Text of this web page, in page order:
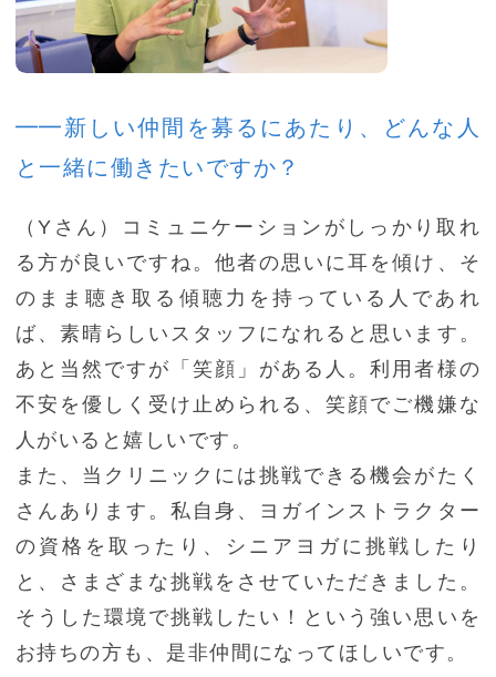
━━新しい仲間を募るにあたり、どんな人
と一緒に働きたいですか？
（Yさん）コミュニケーションがしっかり取れ
る方が良いですね。他者の思いに耳を傾け、そ
のまま聴き取る傾聴力を持っている人であれ
ば、素晴らしいスタッフになれると思います。
あと当然ですが「笑顔」がある人。利用者様の
不安を優しく受け止められる、笑顔でご機嫌な
人がいると嬉しいです。
また、当クリニックには挑戦できる機会がたく
さんあります。私自身、ヨガインストラクター
の資格を取ったり、シニアヨガに挑戦したり
と、さまざまな挑戦をさせていただきました。
そうした環境で挑戦したい！という強い思いを
お持ちの方も、是非仲間になってほしいです。